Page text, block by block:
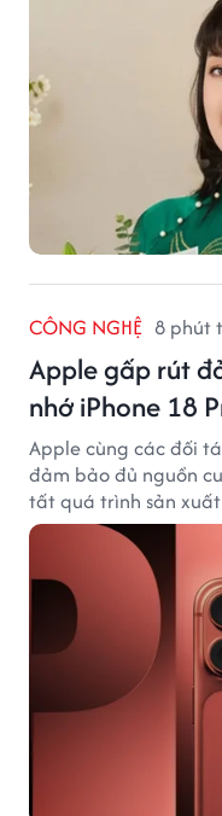
CÔNG NGHỆ 8 phút
Apple gấp rút
nhớ iPhone 18
Apple cùng các đối
đảm bảo đủ nguồn
tất quá trình sản
đầu tiên.